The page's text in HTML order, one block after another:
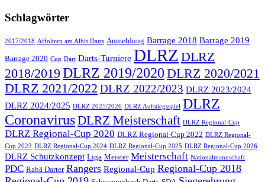
Schlagwörter
2017/2018 Affoltern am Albis Darts Anmeldung Barrage 2018 Barrage 2019
Barrage 2020 Cup Dart Darts-Turniere DLRZ DLRZ
2018/2019 DLRZ 2019/2020 DLRZ 2020/2021
DLRZ 2021/2022 DLRZ 2022/2023 DLRZ 2023/2024
DLRZ 2024/2025 DLRZ 2025/2026 DLRZ Aufstiegsspiel DLRZ
CoronavirusDLRZ Meisterschaft DLRZ Regional-Cup
DLRZ Regional-Cup 2020 DLRZ Regional-Cup 2022 DLRZ Regional-
Cup 2023 DLRZ Regional-Cup 2024 DLRZ Regional-Cup 2025 DLRZ Regional-Cup 2026
DLRZ Schutzkonzept Liga Meister Meisterschaft Nationalmannschaft
PDC Rabä Darter Rangers Regional-Cup Regional-Cup 2018